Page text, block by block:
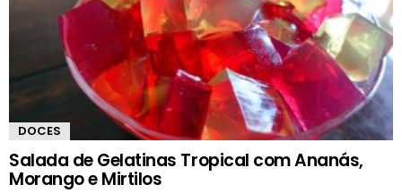
DOCES
Salada de Gelatinas Tropical com Ananás,
Morango e Mirtilos